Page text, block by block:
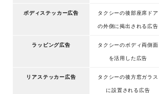
ボディステッカー広告 タクシーの後部座席ドア
の外側に掲出される広告
ラッピング広告 タクシーのボディ両側面
を活用した広告
リアステッカー広告 タクシーの後方窓ガラス
に設置される広告